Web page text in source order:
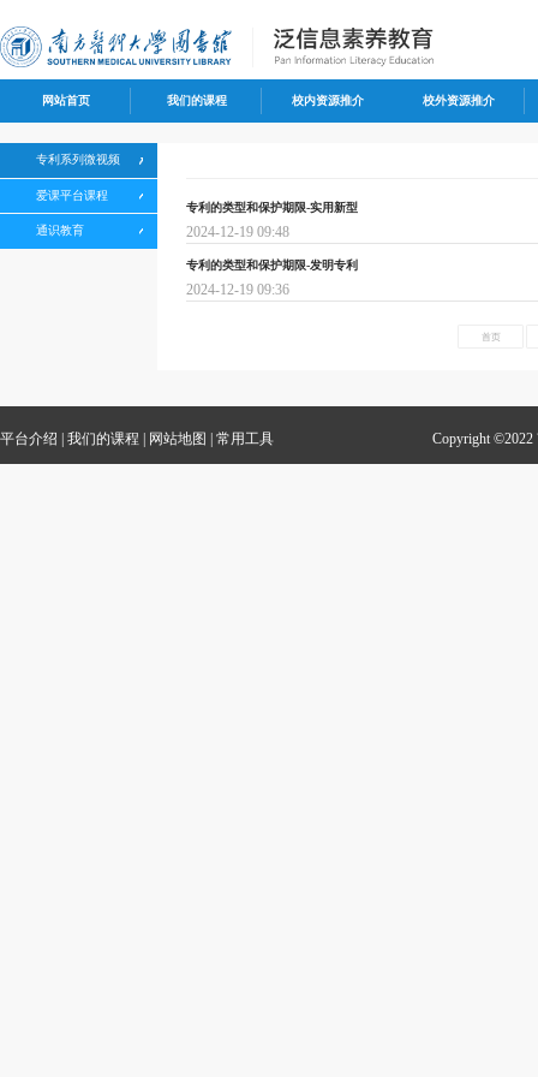
网站首页 我们的课程 校内资源推介 校外资源推介
专利的类型和保护期限-实用新型
2024-12-19 09:48
专利的类型和保护期限-发明专利
2024-12-19 09:36
首页
专利系列微视频
爱课平台课程
通识教育
平台介绍 我们的课程 网站地图 常用工具 Copyright